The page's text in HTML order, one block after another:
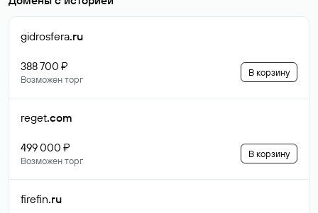
gidrosfera.ru
388 700 ₽
Возможен торг
В корзину
reget.com
499 000 ₽
Возможен торг
В корзину
firefin.ru